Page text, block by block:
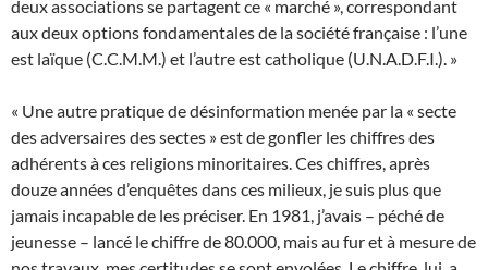
deux associations se partagent ce « marché », correspondant
aux deux options fondamentales de la société française : l’une
est laïque (C.C.M.M.) et l’autre est catholique (U.N.A.D.F.I.). »
« Une autre pratique de désinformation menée par la « secte
des adversaires des sectes » est de gonfler les chiffres des
adhérents à ces religions minoritaires. Ces chiffres, après
douze années d’enquêtes dans ces milieux, je suis plus que
jamais incapable de les préciser. En 1981, j’avais – péché de
jeunesse – lancé le chiffre de 80.000, mais au fur et à mesure de